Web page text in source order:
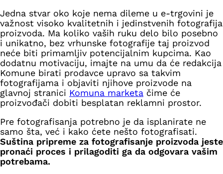
Jedna stvar oko koje nema dileme u e-trgovini je
važnost visoko kvalitetnih i jedinstvenih fotografija
proizvoda. Ma koliko vaših ruku delo bilo posebno
i unikatno, bez vrhunske fotografije taj proizvod
neće biti primamljiv potencijalnim kupcima. Kao
dodatnu motivaciju, imajte na umu da će redakcija
Komune birati prodavce upravo sa takvim
fotografijama i objaviti njihove proizvode na
glavnoj stranici Komuna marketa čime će
proizvođači dobiti besplatan reklamni prostor.
Pre fotografisanja potrebno je da isplanirate ne
samo šta, već i kako ćete nešto fotografisati.
Suština pripreme za fotografisanje proizvoda jeste
pronaći proces i prilagoditi ga da odgovara vašim
potrebama.